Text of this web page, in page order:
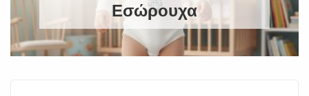
Εσώρουχα